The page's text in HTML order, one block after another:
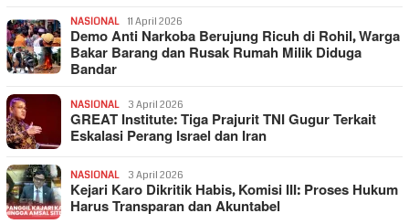
NASIONAL 11 April 2026
Demo Anti Narkoba Berujung Ricuh di Rohil, Warga
Bakar Barang dan Rusak Rumah Milik Diduga
Bandar
NASIONAL 3 April 2026
GREAT Institute: Tiga Prajurit TNI Gugur Terkait
Eskalasi Perang Israel dan Iran
NASIONAL 3 April 2026
Kejari Karo Dikritik Habis, Komisi III: Proses Hukum
Harus Transparan dan Akuntabel